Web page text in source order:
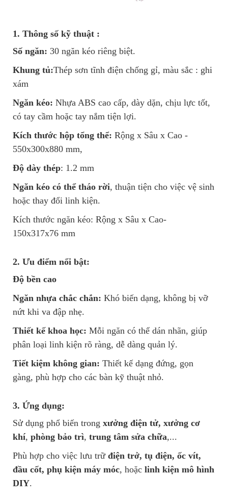
1. Thông số kỹ thuật :
Số ngăn: 30 ngăn kéo riêng biệt.
Khung tủ:Thép sơn tĩnh điện chống gỉ, màu sắc : ghi
xám
Ngăn kéo: Nhựa ABS cao cấp, dày dặn, chịu lực tốt,
có tay cầm hoặc tay nắm tiện lợi.
Kích thước hộp tổng thể: Rộng x Sâu x Cao -
550x300x880 mm,
Độ dày thép: 1.2 mm
Ngăn kéo có thể tháo rời, thuận tiện cho việc vệ sinh
hoặc thay đổi linh kiện.
Kích thước ngăn kéo: Rộng x Sâu x Cao-
150x317x76 mm
2. Ưu điểm nổi bật:
Độ bền cao
Ngăn nhựa chắc chắn: Khó biến dạng, không bị vỡ
nứt khi va đập nhẹ.
Thiết kế khoa học: Mỗi ngăn có thể dán nhãn, giúp
phân loại linh kiện rõ ràng, dễ dàng quản lý.
Tiết kiệm không gian: Thiết kế dạng đứng, gọn
gàng, phù hợp cho các bàn kỹ thuật nhỏ.
3. Ứng dụng:
Sử dụng phổ biến trongxưởng điện tử, xưởng cơ
khí,phòng bảo trì,trung tâm sửa chữa,...
Phù hợp cho việc lưu trữđiện trở, tụ điện, ốc vít,
đầu cốt, phụ kiện máy móc, hoặclinh kiện mô hình
DIY.